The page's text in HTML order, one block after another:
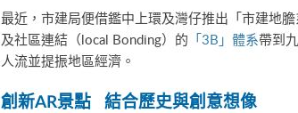
最近，市建局便借鑑中上環及灣仔推出「市建地
及社區連結（local Bonding）的 「3B」體系帶到
人流並提振地區經濟。
創新AR景點 結合歷史與創意想像